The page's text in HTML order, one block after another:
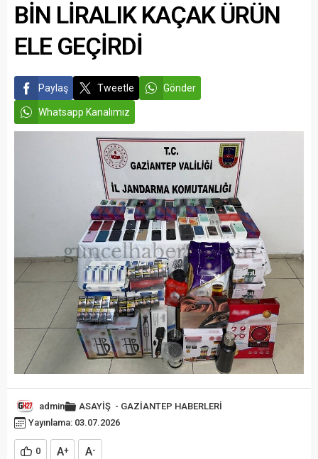
BİN LİRALIK KAÇAK ÜRÜN
ELE GEÇİRDİ
Paylaş Tweetle Gönder
Whatsapp Kanalımız
admin ASAYİŞ - GAZİANTEP HABERLERİ
Yayınlama: 03.07.2026
0 A+ A-